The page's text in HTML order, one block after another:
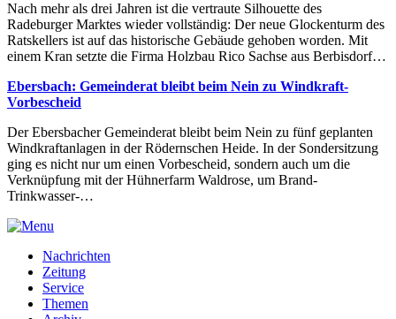
Nach mehr als drei Jahren ist die vertraute Silhouette des
Radeburger Marktes wieder vollständig: Der neue Glockenturm des
Ratskellers ist auf das historische Gebäude gehoben worden. Mit
einem Kran setzte die Firma Holzbau Rico Sachse aus Berbisdorf…
Ebersbach: Gemeinderat bleibt beim Nein zu Windkraft-
Vorbescheid
Der Ebersbacher Gemeinderat bleibt beim Nein zu fünf geplanten
Windkraftanlagen in der Rödernschen Heide. In der Sondersitzung
ging es nicht nur um einen Vorbescheid, sondern auch um die
Verknüpfung mit der Hühnerfarm Waldrose, um Brand-
Trinkwasser-…
Nachrichten
Zeitung
Service
Themen